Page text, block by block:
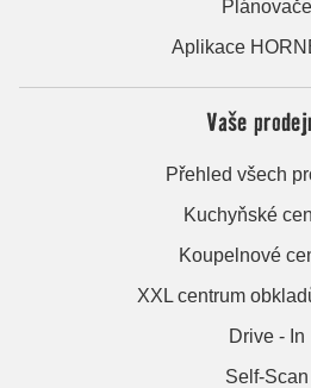
Plánovače
Aplikace
Vaše
Přehled všech
Kuchyňské
Koupelnové
XXL centrum
Drive - In
Self-Scan